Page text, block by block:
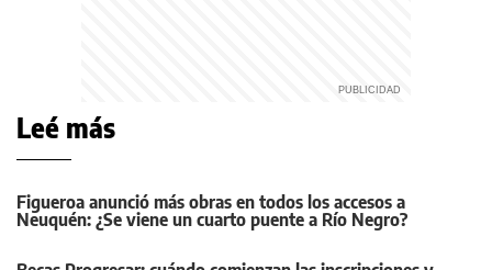
Leé más
Figueroa anunció más obras en todos los accesos a
Neuquén: ¿Se viene un cuarto puente a Río Negro?